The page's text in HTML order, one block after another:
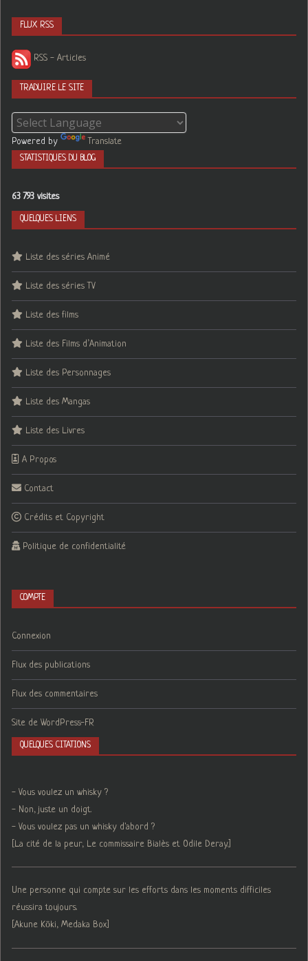
FLUX RSS
RSS - Articles
TRADUIRE LE SITE
Powered by Translate
STATISTIQUES DU BLOG
63 793 visites
QUELQUES LIENS
Liste des séries Animé
Liste des séries TV
Liste des films
Liste des Films d’Animation
Liste des Personnages
Liste des Mangas
Liste des Livres
A Propos
Contact
Crédits et Copyright
Politique de confidentialité
COMPTE
Connexion
Flux des publications
Flux des commentaires
Site de WordPress-FR
QUELQUES CITATIONS
- Vous voulez un whisky ?
- Non, juste un doigt.
- Vous voulez pas un whisky d'abord ?
[La cité de la peur, Le commissaire Bialès et Odile Deray.]
Une personne qui compte sur les efforts dans les moments difficiles
réussira toujours.
[Akune Kōki, Medaka Box]